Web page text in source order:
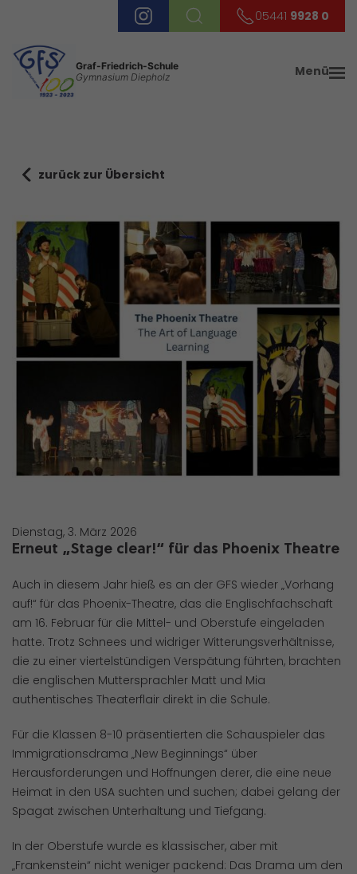
05441 9928 0
Graf-Friedrich-Schule
Gymnasium Diepholz
Menü
zurück zur Übersicht
Dienstag, 3. März 2026
Erneut „Stage clear!“ für das Phoenix Theatre
Auch in diesem Jahr hieß es an der GFS wieder „Vorhang
auf!“ für das Phoenix-Theatre, das die Englischfachschaft
am 16. Februar für die Mittel- und Oberstufe eingeladen
hatte. Trotz Schnees und widriger Witterungsverhältnisse,
die zu einer viertelstündigen Verspätung führten, brachten
die englischen Muttersprachler Matt und Mia
authentisches Theaterflair direkt in die Schule.
Für die Klassen 8-10 präsentierten die Schauspieler das
Immigrationsdrama „New Beginnings“ über
Herausforderungen und Hoffnungen derer, die eine neue
Heimat in den USA suchten und suchen; dabei gelang der
Spagat zwischen Unterhaltung und Tiefgang.
In der Oberstufe wurde es klassischer, aber mit
„Frankenstein“ nicht weniger packend: Das Drama um den